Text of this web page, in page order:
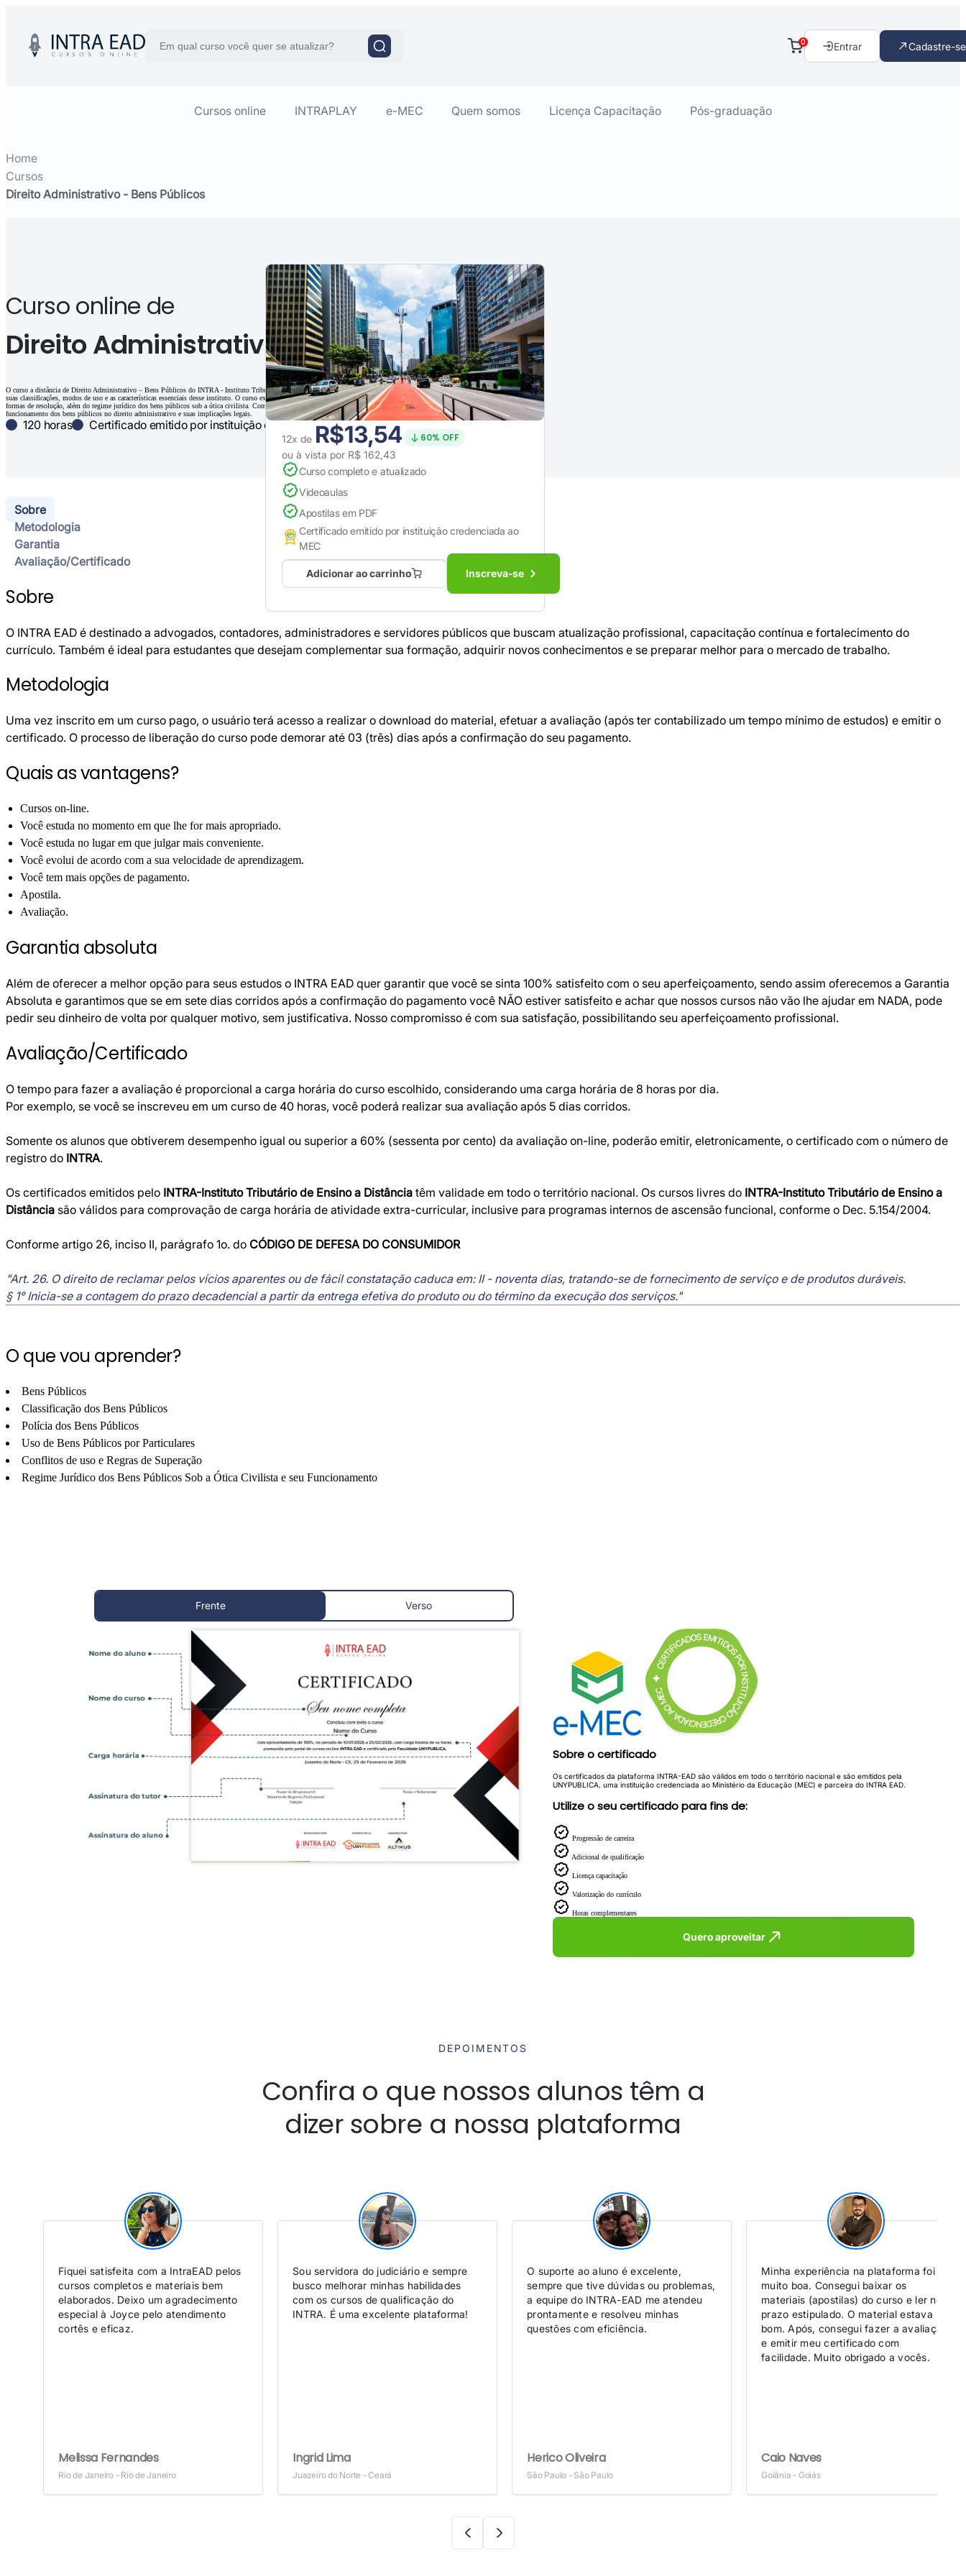
0 Entrar Cadastre-se
Cursos online INTRAPLAY e-MEC Quem somos Licença Capacitação Pós-graduação
Home
Cursos
Direito Administrativo - Bens Públicos
Curso online de
Direito Administrativo - Bens Públicos
O curso a distância de Direito Administrativo – Bens Públicos do INTRA - Instituto Tributário de Ensino a Distância oferece uma análise detalhada sobre os bens públicos, abordando
suas classificações, modos de uso e as características essenciais desse instituto. O curso explora as regras que envolvem o uso de bens públicos por particulares, os conflitos de uso e as
formas de resolução, além do regime jurídico dos bens públicos sob a ótica civilista. Com uma abordagem prática, o curso visa proporcionar uma compreensão sólida sobre o
funcionamento dos bens públicos no direito administrativo e suas implicações legais.
120 horas Certificado emitido por instituição credenciada pelo MEC Curso com videoaulas
12x de R$13,54
ou à vista por R$ 162,43
60% OFF
Curso completo e atualizado
Videoaulas
Apostilas em PDF
Certificado emitido por instituição credenciada ao
MEC
Adicionar ao carrinho Inscreva-se
Sobre
Metodologia
Garantia
Avaliação/Certificado
Sobre
O INTRA EAD é destinado a advogados, contadores, administradores e servidores públicos que buscam atualização profissional, capacitação contínua e fortalecimento do
currículo. Também é ideal para estudantes que desejam complementar sua formação, adquirir novos conhecimentos e se preparar melhor para o mercado de trabalho.
Metodologia
Uma vez inscrito em um curso pago, o usuário terá acesso a realizar o download do material, efetuar a avaliação (após ter contabilizado um tempo mínimo de estudos) e emitir o
certificado. O processo de liberação do curso pode demorar até 03 (três) dias após a confirmação do seu pagamento.
Quais as vantagens?
Cursos on-line.
Você estuda no momento em que lhe for mais apropriado.
Você estuda no lugar em que julgar mais conveniente.
Você evolui de acordo com a sua velocidade de aprendizagem.
Você tem mais opções de pagamento.
Apostila.
Avaliação.
Garantia absoluta
Além de oferecer a melhor opção para seus estudos o INTRA EAD quer garantir que você se sinta 100% satisfeito com o seu aperfeiçoamento, sendo assim oferecemos a Garantia
Absoluta e garantimos que se em sete dias corridos após a confirmação do pagamento você NÃO estiver satisfeito e achar que nossos cursos não vão lhe ajudar em NADA, pode
pedir seu dinheiro de volta por qualquer motivo, sem justificativa. Nosso compromisso é com sua satisfação, possibilitando seu aperfeiçoamento profissional.
Avaliação/Certificado
O tempo para fazer a avaliação é proporcional a carga horária do curso escolhido, considerando uma carga horária de 8 horas por dia.
Por exemplo, se você se inscreveu em um curso de 40 horas, você poderá realizar sua avaliação após 5 dias corridos.
Somente os alunos que obtiverem desempenho igual ou superior a 60% (sessenta por cento) da avaliação on-line, poderão emitir, eletronicamente, o certificado com o número de
registro do INTRA.
Os certificados emitidos pelo INTRA-Instituto Tributário de Ensino a Distância têm validade em todo o território nacional. Os cursos livres do INTRA-Instituto Tributário de Ensino a
Distância são válidos para comprovação de carga horária de atividade extra-curricular, inclusive para programas internos de ascensão funcional, conforme o Dec. 5.154/2004.
Conforme artigo 26, inciso II, parágrafo 1o. do CÓDIGO DE DEFESA DO CONSUMIDOR
"Art. 26. O direito de reclamar pelos vícios aparentes ou de fácil constatação caduca em: II - noventa dias, tratando-se de fornecimento de serviço e de produtos duráveis.
§ 1° Inicia-se a contagem do prazo decadencial a partir da entrega efetiva do produto ou do término da execução dos serviços."
O que vou aprender?
Bens Públicos
Classificação dos Bens Públicos
Polícia dos Bens Públicos
Uso de Bens Públicos por Particulares
Conflitos de uso e Regras de Superação
Regime Jurídico dos Bens Públicos Sob a Ótica Civilista e seu Funcionamento
Frente Verso
Sobre o certificado
Os certificados da plataforma INTRA-EAD são válidos em todo o território nacional e são emitidos pela
UNYPUBLICA, uma instituição credenciada ao Ministério da Educação (MEC) e parceira do INTRA EAD.
Utilize o seu certificado para fins de:
Progressão de carreira
Adicional de qualificação
Licença capacitação
Valorização do currículo
Horas complementares
Quero aproveitar
DEPOIMENTOS
Confira o que nossos alunos têm a
dizer sobre a nossa plataforma
Fiquei satisfeita com a IntraEAD pelos
cursos completos e materiais bem
elaborados. Deixo um agradecimento
especial à Joyce pelo atendimento
cortês e eficaz.
Melissa Fernandes
Rio de Janeiro - Rio de Janeiro
Sou servidora do judiciário e sempre
busco melhorar minhas habilidades
com os cursos de qualificação do
INTRA. É uma excelente plataforma!
Ingrid Lima
Juazeiro do Norte - Ceará
O suporte ao aluno é excelente,
sempre que tive dúvidas ou problemas,
a equipe do INTRA-EAD me atendeu
prontamente e resolveu minhas
questões com eficiência.
Herico Oliveira
São Paulo - São Paulo
Minha experiência na plataforma foi
muito boa. Consegui baixar os
materiais (apostilas) do curso e ler no
prazo estipulado. O material estava
bom. Após, consegui fazer a avaliação
e emitir meu certificado com
facilidade. Muito obrigado a vocês.
Caio Naves
Goiânia - Goiás